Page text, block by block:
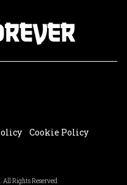
Cookie Policy
All Rights Reserved